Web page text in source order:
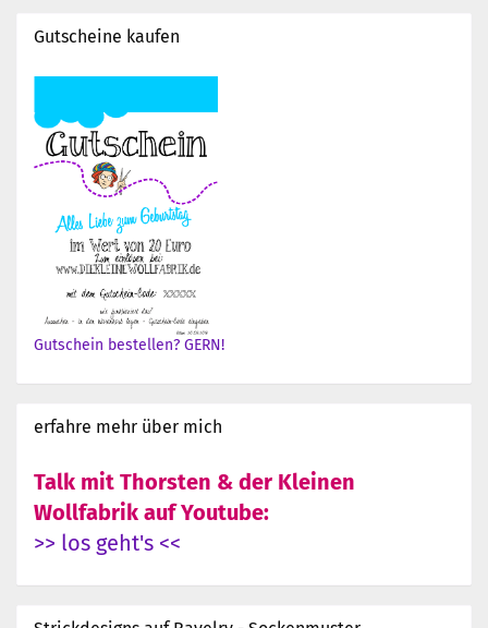
Gutscheine kaufen
Gutschein bestellen? GERN!
erfahre mehr über mich
Talk mit Thorsten & der Kleinen
Wollfabrik auf Youtube:
>> los geht's <<